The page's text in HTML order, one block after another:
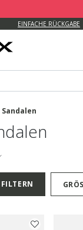
EINFACHE RÜCKGABE
Sandalen